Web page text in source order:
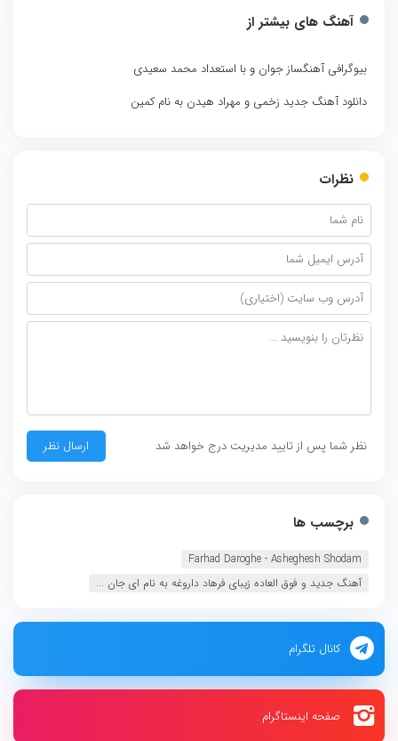
آهنگ های بیشتر از
بیوگرافی آهنگساز جوان و با استعداد محمد سعیدی
دانلود آهنگ جدید زخمی و مهراد هیدن به نام کمین
نظرات
نظر شما پس از تایید مدیریت درج خواهد شد
برچسب ها
Farhad Daroghe - Asheghesh Shodam
آهنگ جدید و فوق العاده زیبای فرهاد داروغه به نام ای جان ...
کانال تلگرام
صفحه اینستاگرام